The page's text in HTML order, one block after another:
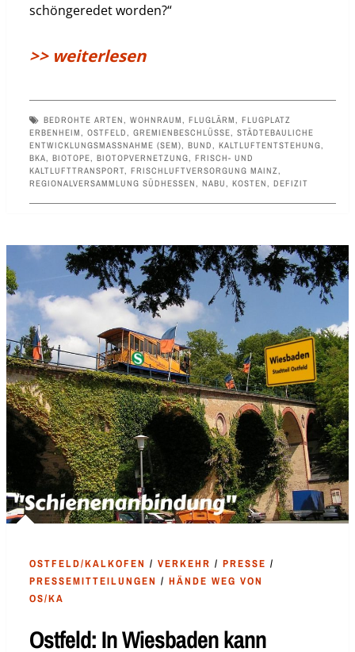
schöngeredet worden?“
>> weiterlesen
BEDROHTE ARTEN, WOHNRAUM, FLUGLÄRM, FLUGPLATZ
ERBENHEIM, OSTFELD, GREMIENBESCHLÜSSE, STÄDTEBAULICHE
ENTWICKLUNGSMASSNAHME (SEM) , BUND, KALTLUFTENTSTEHUNG,
BKA, BIOTOPE, BIOTOPVERNETZUNG, FRISCH- UND
KALTLUFTTRANSPORT, FRISCHLUFTVERSORGUNG MAINZ,
REGIONALVERSAMMLUNG SÜDHESSEN, NABU, KOSTEN, DEFIZIT
OSTFELD/KALKOFEN / VERKEHR / PRESSE /
PRESSEMITTEILUNGEN / HÄNDE WEG VON
OS/KA
Ostfeld: In Wiesbaden kann